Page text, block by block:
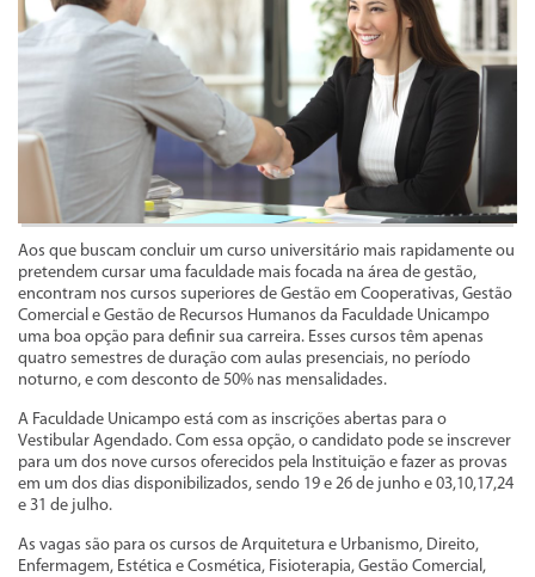
Aos que buscam concluir um curso universitário mais rapidamente ou
pretendem cursar uma faculdade mais focada na área de gestão,
encontram nos cursos superiores de Gestão em Cooperativas, Gestão
Comercial e Gestão de Recursos Humanos da Faculdade Unicampo
uma boa opção para definir sua carreira. Esses cursos têm apenas
quatro semestres de duração com aulas presenciais, no período
noturno, e com desconto de 50% nas mensalidades.
A Faculdade Unicampo está com as inscrições abertas para o
Vestibular Agendado. Com essa opção, o candidato pode se inscrever
para um dos nove cursos oferecidos pela Instituição e fazer as provas
em um dos dias disponibilizados, sendo 19 e 26 de junho e 03,10,17,24
e 31 de julho.
As vagas são para os cursos de Arquitetura e Urbanismo, Direito,
Enfermagem, Estética e Cosmética, Fisioterapia, Gestão Comercial,